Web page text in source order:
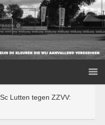
Sc Lutten tegen ZZVV: